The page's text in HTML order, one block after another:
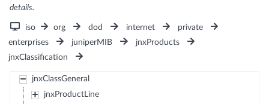
details.
iso org dod internet
private
enterprises
juniperMIB
jnxProducts
jnxClassification
jnxClassGeneral
jnxProductLine